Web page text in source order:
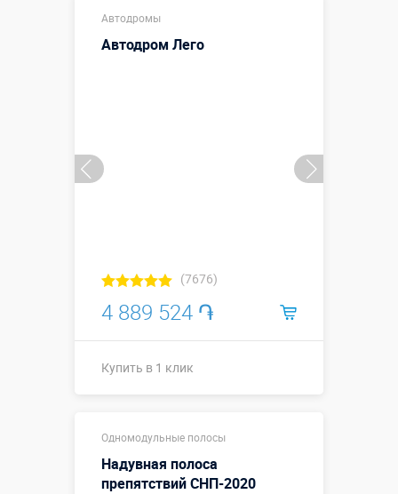
Размеры, м:
Больше деталей →
Автодромы
Автодром Лего
(7676)
4 889 524 ֏
Купить в 1 клик
Одномодульные полосы
Надувная полоса
препятствий СНП-2020